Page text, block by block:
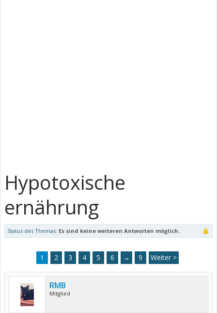
Hypotoxische
ernährung
Status des Themas: Es sind keine weiteren Antworten möglich.
1 2 3 4 5 6 → 9 Weiter >
RMB
Mitglied